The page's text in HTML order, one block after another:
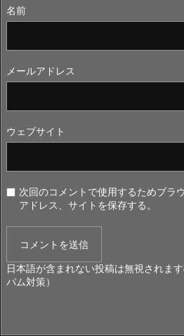
名前
メールアドレス
ウェブサイト
次回のコメントで使用するためブラ
アドレス、サイトを保存する。
日本語が含まれない投稿は無視されま
パム対策）